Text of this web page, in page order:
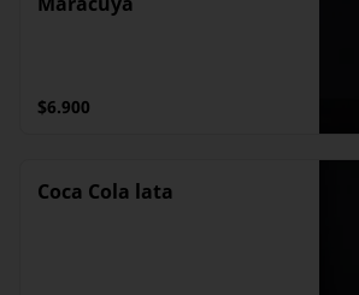
$6.900
Coca Cola lata